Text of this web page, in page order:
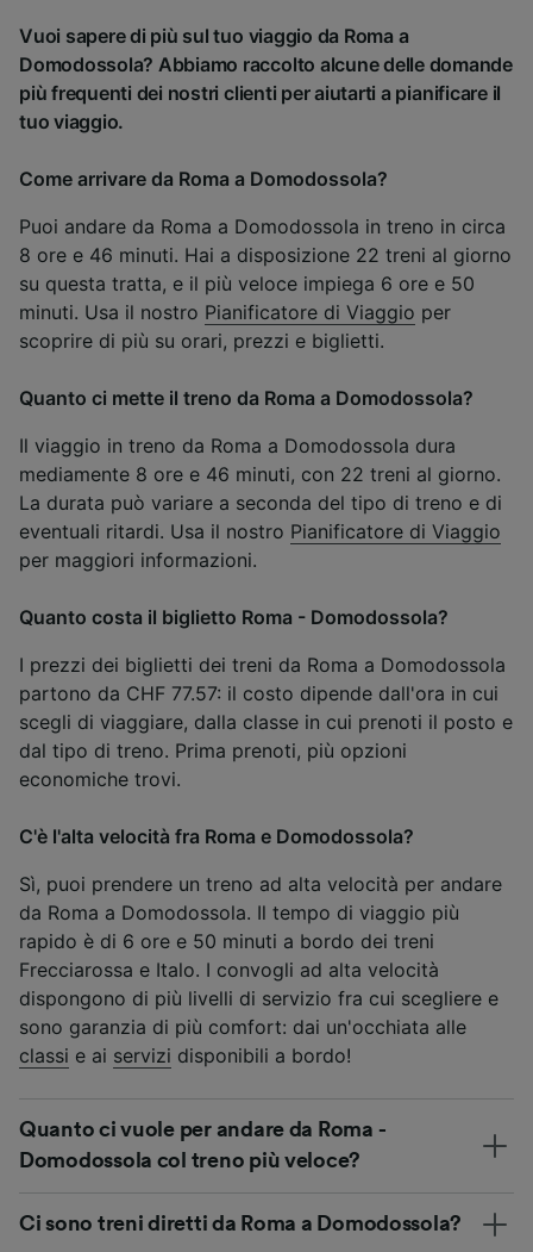
Vuoi sapere di più sul tuo viaggio da Roma a
Domodossola? Abbiamo raccolto alcune delle domande
più frequenti dei nostri clienti per aiutarti a pianificare il
tuo viaggio.
Come arrivare da Roma a Domodossola?
Puoi andare da Roma a Domodossola in treno in circa
8 ore e 46 minuti. Hai a disposizione 22 treni al giorno
su questa tratta, e il più veloce impiega 6 ore e 50
minuti. Usa il nostro Pianificatore di Viaggio per
scoprire di più su orari, prezzi e biglietti.
Quanto ci mette il treno da Roma a Domodossola?
Il viaggio in treno da Roma a Domodossola dura
mediamente 8 ore e 46 minuti, con 22 treni al giorno.
La durata può variare a seconda del tipo di treno e di
eventuali ritardi. Usa il nostro Pianificatore di Viaggio
per maggiori informazioni.
Quanto costa il biglietto Roma - Domodossola?
I prezzi dei biglietti dei treni da Roma a Domodossola
partono da CHF 77.57: il costo dipende dall'ora in cui
scegli di viaggiare, dalla classe in cui prenoti il posto e
dal tipo di treno. Prima prenoti, più opzioni
economiche trovi.
C'è l'alta velocità fra Roma e Domodossola?
Sì, puoi prendere un treno ad alta velocità per andare
da Roma a Domodossola. Il tempo di viaggio più
rapido è di 6 ore e 50 minuti a bordo dei treni
Frecciarossa e Italo. I convogli ad alta velocità
dispongono di più livelli di servizio fra cui scegliere e
sono garanzia di più comfort: dai un'occhiata alle
classi e ai servizi disponibili a bordo!
Quanto ci vuole per andare da Roma -
Domodossola col treno più veloce?
Ci sono treni diretti da Roma a Domodossola?